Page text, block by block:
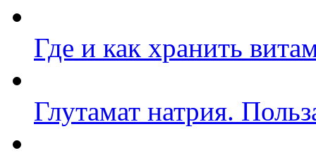
Где и как хранить
Глутамат натрия.